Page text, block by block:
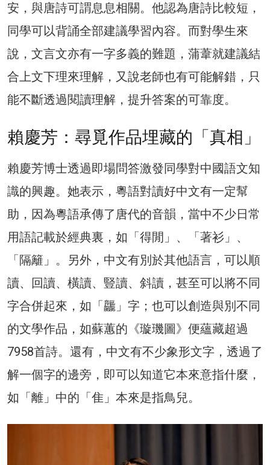
安，與唐詩可謂息息相關。他認為唐詩比較短，
同學可以背誦全部建議學習內容。而對學生來
說，文言文亦有一字多義的難題，蒲葦就建議結
合上文下理來理解，又說老師也有可能解錯，只
能不斷透過閱讀理解，提升答案的可靠度。
賴慶芳：尋覓作品埋藏的「真相」
賴慶芳博士透過即場問答激發同學對中國語文知
識的興趣。她表示，粵語對讀好中文有一定幫
助，因為粵語承傳了唐代的音韻，當中不少日常
用語記載於經典裏，如「得閒」、「著衫」、
「隔籬」。另外，中文有別於其他語言，可以順
讀、回讀、橫讀、豎讀、斜讀，甚至可以將不同
字合併起來，如「龘」字；也可以創造與別不同
的文學作品，如蘇蕙的《璇璣圖》便蘊藏超過
7958首詩。還有，中文有不少象形文字，透過了
解一個字的邊旁，即可以知道它本來意指什麼，
如「離」中的「隹」本來是指鳥兒。